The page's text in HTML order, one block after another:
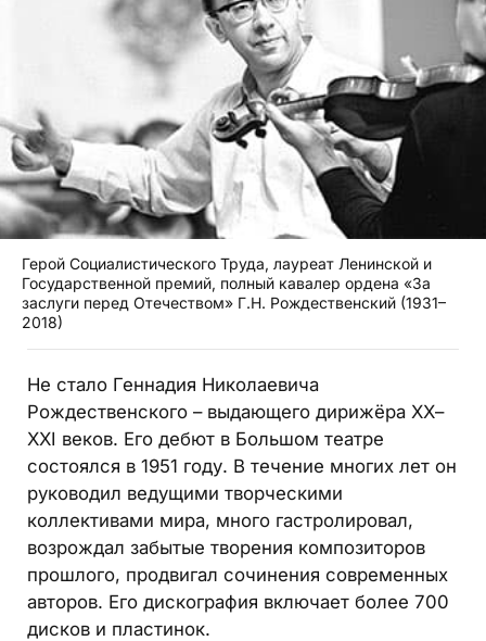
Герой Социалистического Труда, лауреат Ленинской и
Государственной премий, полный кавалер ордена «За
заслуги перед Отечеством» Г.Н. Рождественский (1931–
2018)
Не стало Геннадия Николаевича
Рождественского – выдающего дирижёра ХХ–
ХХI веков. Его дебют в Большом театре
состоялся в 1951 году. В течение многих лет он
руководил ведущими творческими
коллективами мира, много гастролировал,
возрождал забытые творения композиторов
прошлого, продвигал сочинения современных
авторов. Его дискография включает более 700
дисков и пластинок.